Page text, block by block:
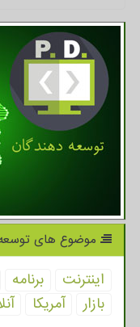
موضوع های
اینترنت برنامه
بازار
آمریكا